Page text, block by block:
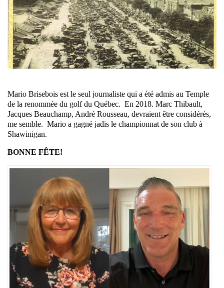
Mario Brisebois est le seul journaliste qui a été admis au Temple
de la renommée du golf du Québec. En 2018. Marc Thibault,
Jacques Beauchamp, André Rousseau, devraient être considérés,
me semble. Mario a gagné jadis le championnat de son club à
Shawinigan.
BONNE FÊTE!